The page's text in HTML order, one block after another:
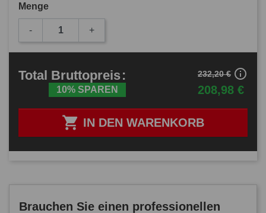
Menge
- +
 IN DEN WARENKORB
Total Bruttopreis:
10% SPAREN 208,98 €
232,20 € info_outline
Brauchen Sie einen professionellen